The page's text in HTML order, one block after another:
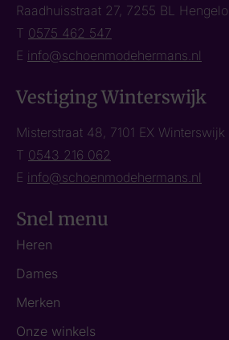
Raadhuisstraat 27, 7255 BL Hengelo
T 0575 462 547
E info@schoenmodehermans.nl
Vestiging Winterswijk
Misterstraat 48, 7101 EX Winterswijk
T 0543 216 062
E info@schoenmodehermans.nl
Snel menu
Heren
Dames
Merken
Onze winkels